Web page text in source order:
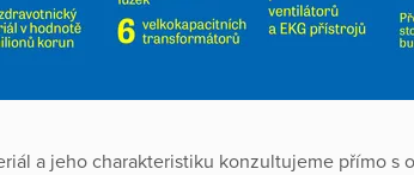
a jeho charakteristiku konzultujeme přímo s